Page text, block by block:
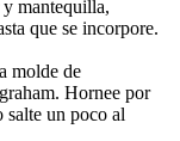
y mantequilla,
que se incorpore.
molde de
Hornee por
salte un poco al